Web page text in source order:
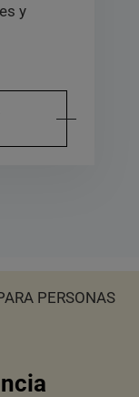
y
PERSONAS